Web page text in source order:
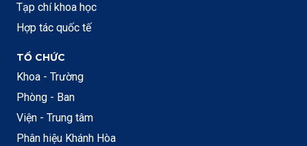
Tạp chí khoa học
Hợp tác quốc tế
TỔ CHỨC
Khoa - Trường
Phòng - Ban
Viện - Trung tâm
Phân hiệu Khánh Hòa